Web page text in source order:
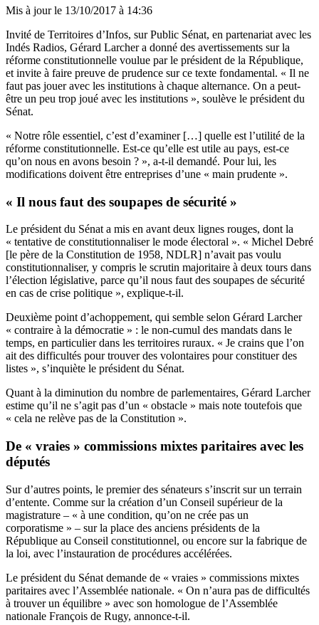
Mis à jour le 13/10/2017 à 14:36
Invité de Territoires d’Infos, sur Public Sénat, en partenariat avec les
Indés Radios, Gérard Larcher a donné des avertissements sur la
réforme constitutionnelle voulue par le président de la République,
et invite à faire preuve de prudence sur ce texte fondamental. « Il ne
faut pas jouer avec les institutions à chaque alternance. On a peut-
être un peu trop joué avec les institutions », soulève le président du
Sénat.
« Notre rôle essentiel, c’est d’examiner […] quelle est l’utilité de la
réforme constitutionnelle. Est-ce qu’elle est utile au pays, est-ce
qu’on nous en avons besoin ? », a-t-il demandé. Pour lui, les
modifications doivent être entreprises d’une « main prudente ».
« Il nous faut des soupapes de sécurité »
Le président du Sénat a mis en avant deux lignes rouges, dont la
« tentative de constitutionnaliser le mode électoral ». « Michel Debré
[le père de la Constitution de 1958, NDLR] n’avait pas voulu
constitutionnaliser, y compris le scrutin majoritaire à deux tours dans
l’élection législative, parce qu’il nous faut des soupapes de sécurité
en cas de crise politique », explique-t-il.
Deuxième point d’achoppement, qui semble selon Gérard Larcher
« contraire à la démocratie » : le non-cumul des mandats dans le
temps, en particulier dans les territoires ruraux. « Je crains que l’on
ait des difficultés pour trouver des volontaires pour constituer des
listes », s’inquiète le président du Sénat.
Quant à la diminution du nombre de parlementaires, Gérard Larcher
estime qu’il ne s’agit pas d’un « obstacle » mais note toutefois que
« cela ne relève pas de la Constitution ».
De « vraies » commissions mixtes paritaires avec les
députés
Sur d’autres points, le premier des sénateurs s’inscrit sur un terrain
d’entente. Comme sur la création d’un Conseil supérieur de la
magistrature – « à une condition, qu’on ne crée pas un
corporatisme » – sur la place des anciens présidents de la
République au Conseil constitutionnel, ou encore sur la fabrique de
la loi, avec l’instauration de procédures accélérées.
Le président du Sénat demande de « vraies » commissions mixtes
paritaires avec l’Assemblée nationale. « On n’aura pas de difficultés
à trouver un équilibre » avec son homologue de l’Assemblée
nationale François de Rugy, annonce-t-il.